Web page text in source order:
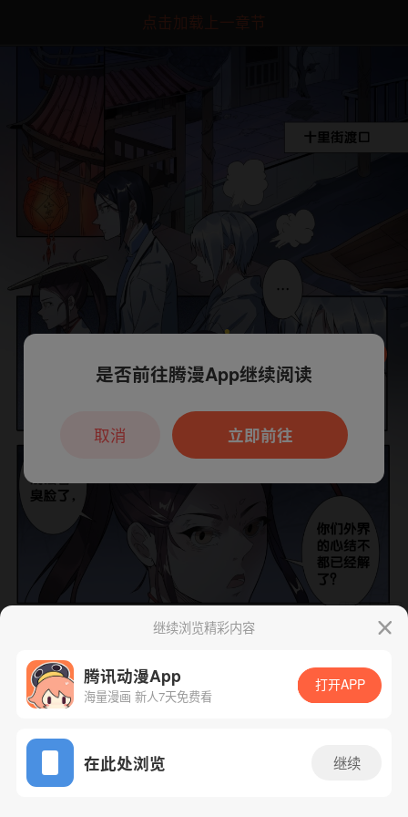
点击加载上一章节
App免费看
下一话 腾漫App免费看
继续浏览精彩内容
腾讯动漫App
海量漫画 新人7天免费看
打开APP
在此处浏览 继续
本章节仅支持App阅读，可打开App新用
户7天免费看
是否前往腾漫App继续阅读
立即前往
取消